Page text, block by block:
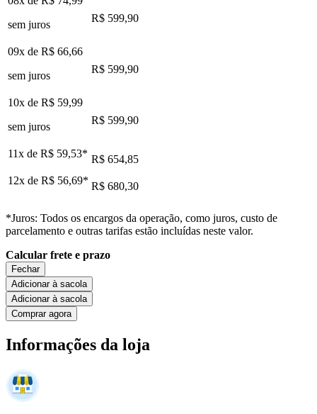
sem juros
R$ 599,90
09x de R$ 66,66
sem juros
R$ 599,90
10x de R$ 59,99
sem juros
R$ 599,90
11x de R$ 59,53* R$ 654,85
12x de R$ 56,69* R$ 680,30
*Juros: Todos os encargos da operação, como juros, custo de
parcelamento e outras tarifas estão incluídas neste valor.
Calcular frete e prazo
Fechar
Adicionar à sacola
Adicionar à sacola
Comprar agora
Informações da loja